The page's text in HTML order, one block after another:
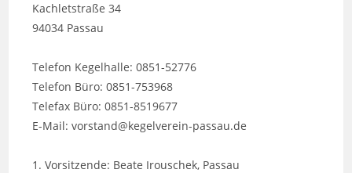
Kachletstraße 34
94034 Passau
Telefon Kegelhalle: 0851-52776
Telefon Büro: 0851-753968
Telefax Büro: 0851-8519677
E-Mail: vorstand@kegelverein-passau.de
1. Vorsitzende: Beate Irouschek, Passau